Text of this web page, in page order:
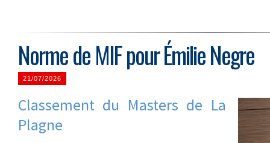
Norme de MIF pour Émilie Negre
21/07/2026
Classement du Masters de La
Plagne